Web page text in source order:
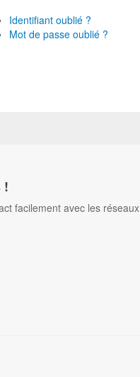
Identifiant oublié ?
Mot de passe oublié ?
!
facilement avec les réseaux